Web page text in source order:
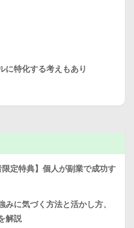
に特化する考えもあり
定特典】個人が副業で成功す
みに気づく方法と活かし方、
解説